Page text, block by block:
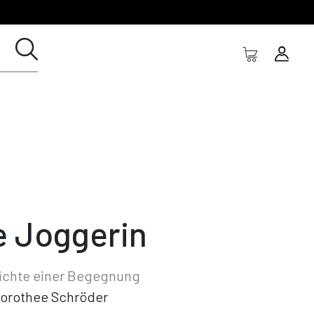
Joggerin
einer Begegnung
Schröder